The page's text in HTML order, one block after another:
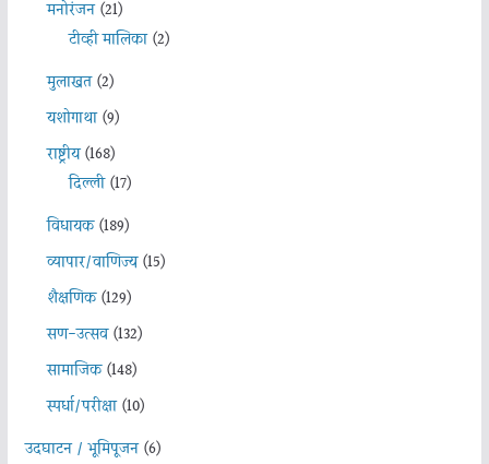
मनोरंजन(21)
टीव्ही मालिका(2)
मुलाखत(2)
यशोगाथा(9)
राष्ट्रीय(168)
दिल्ली(17)
विधायक(189)
व्यापार/वाणिज्य(15)
शैक्षणिक(129)
सण-उत्सव(132)
सामाजिक(148)
स्पर्धा/परीक्षा(10)
उदघाटन / भूमिपूजन(6)